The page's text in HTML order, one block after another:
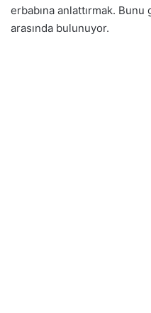
erbabına anlattırmak.
arasında bulunuyor.